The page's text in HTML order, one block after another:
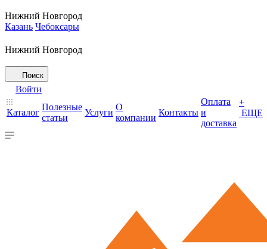
Нижний Новгород
Казань Чебоксары
Нижний Новгород
Поиск
Войти
Каталог
Полезные
статьи
Услуги
О
компании
Контакты
Оплата
и
доставка
+
ЕЩЕ